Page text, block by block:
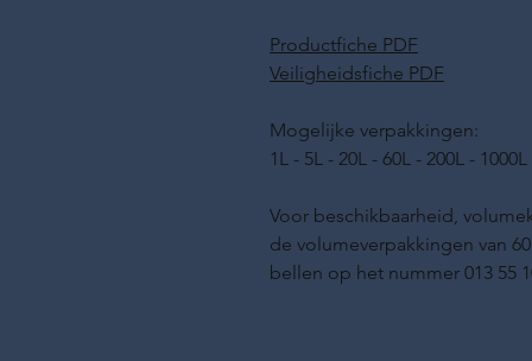
Productfiche PDF
Veiligheidsfiche PDF
Mogelijke verpakkingen:
1L - 5L - 20L - 60L - 200L -
Voor beschikbaarheid,
de volumeverpakkingen van
bellen op het nummer 013 55